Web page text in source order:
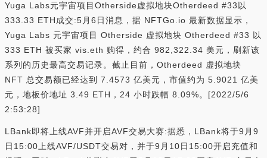
Yuga Labs元宇宙项目Otherside虚拟地块Otherdeed #33以
333.33 ETH成交:5月6日消息，据 NFTGo.io 最新数据显示，
Yuga Labs 元宇宙项目 Otherside 虚拟地块 Otherdeed #33 以
333 ETH 被买家 vis.eth 购得，约合 982,322.34 美元，刷新该
系列的历史最高交易记录。截止目前，Otherdeed 虚拟地块
NFT 总交易额已经达到 7.4573 亿美元，市值约为 5.9021 亿美
元，地板价地址 3.49 ETH，24 小时跌幅 8.09%。[2022/5/6
2:53:28]
LBank即将上线AVF并开启AVF交易大赛:据悉，LBank将于9月9
日15:00上线AVF/USDT交易对，并于9月10日15:00开启充值和